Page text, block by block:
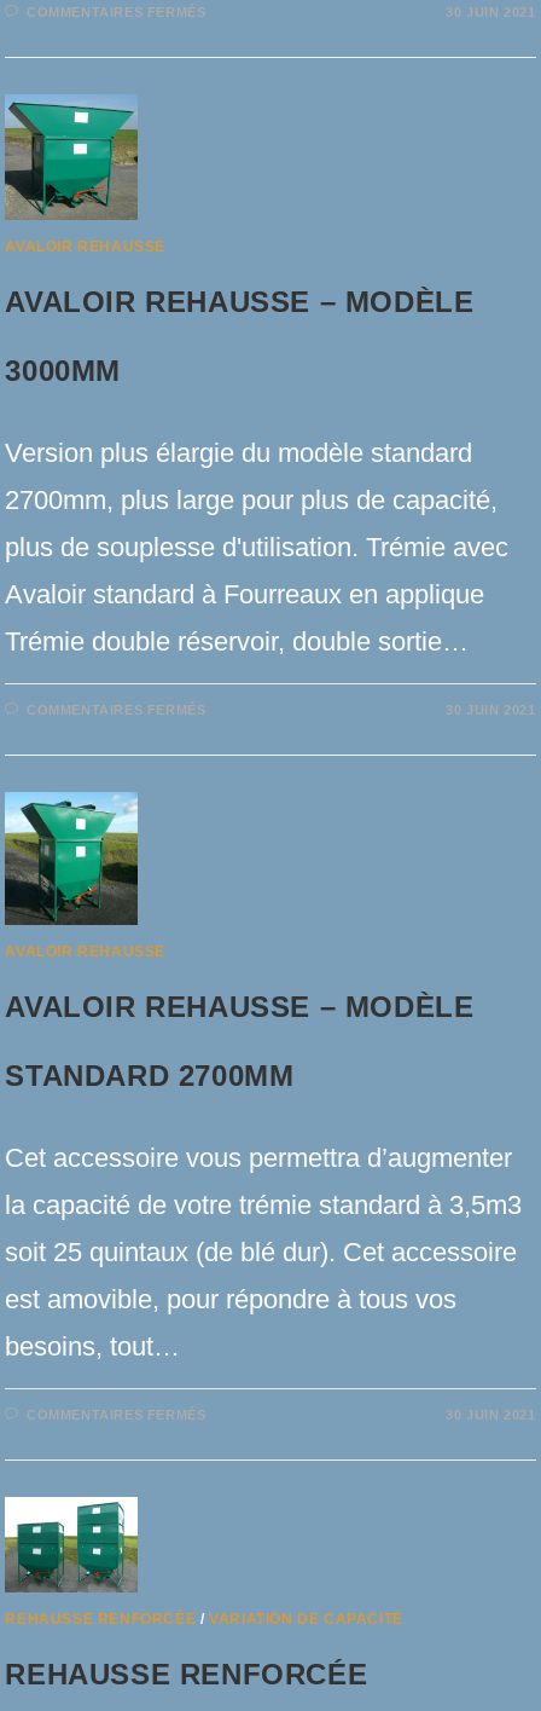
COMMENTAIRES FERMÉSSUR
POUR
30 JUIN 2021
AVALOIR REHAUSSE
AVALOIR REHAUSSE – MODÈLE
3000MM
Version plus élargie du modèle standard
2700mm, plus large pour plus de capacité,
plus de souplesse d'utilisation. Trémie avec
Avaloir standard à Fourreaux en applique
Trémie double réservoir, double sortie…
COMMENTAIRES FERMÉSSUR
–
30 JUIN 2021
AVALOIR REHAUSSE
AVALOIR REHAUSSE – MODÈLE
STANDARD 2700MM
Cet accessoire vous permettra d’augmenter
la capacité​ de votre trémie standard à 3,5m3
soit 25 quintaux (de blé dur). Cet accessoire
est amovible, pour répondre à tous vos
besoins, tout…
COMMENTAIRES FERMÉSSUR
–
30 JUIN 2021
REHAUSSE RENFORCÉE /VARIATION DE CAPACITÉ
REHAUSSE RENFORCÉE